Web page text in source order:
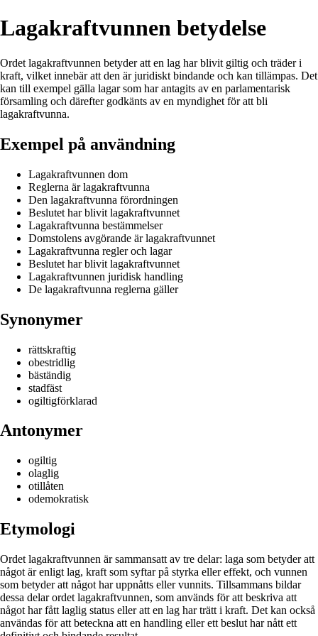
Lagakraftvunnen betydelse
Ordet lagakraftvunnen betyder att en lag har blivit giltig och träder i
kraft, vilket innebär att den är juridiskt bindande och kan tillämpas. Det
kan till exempel gälla lagar som har antagits av en parlamentarisk
församling och därefter godkänts av en myndighet för att bli
lagakraftvunna.
Exempel på användning
Lagakraftvunnen dom
Reglerna är lagakraftvunna
Den lagakraftvunna förordningen
Beslutet har blivit lagakraftvunnet
Lagakraftvunna bestämmelser
Domstolens avgörande är lagakraftvunnet
Lagakraftvunna regler och lagar
Beslutet har blivit lagakraftvunnet
Lagakraftvunnen juridisk handling
De lagakraftvunna reglerna gäller
Synonymer
rättskraftig
obestridlig
bäständig
stadfäst
ogiltigförklarad
Antonymer
ogiltig
olaglig
otillåten
odemokratisk
Etymologi
Ordet lagakraftvunnen är sammansatt av tre delar: laga som betyder att
något är enligt lag, kraft som syftar på styrka eller effekt, och vunnen
som betyder att något har uppnåtts eller vunnits. Tillsammans bildar
dessa delar ordet lagakraftvunnen, som används för att beskriva att
något har fått laglig status eller att en lag har trätt i kraft. Det kan också
användas för att beteckna att en handling eller ett beslut har nått ett